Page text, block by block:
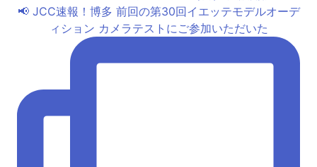
📢 JCC速報！博多 前回の第30回イエッテモデルオーデ
ィション カメラテストにご参加いただいた